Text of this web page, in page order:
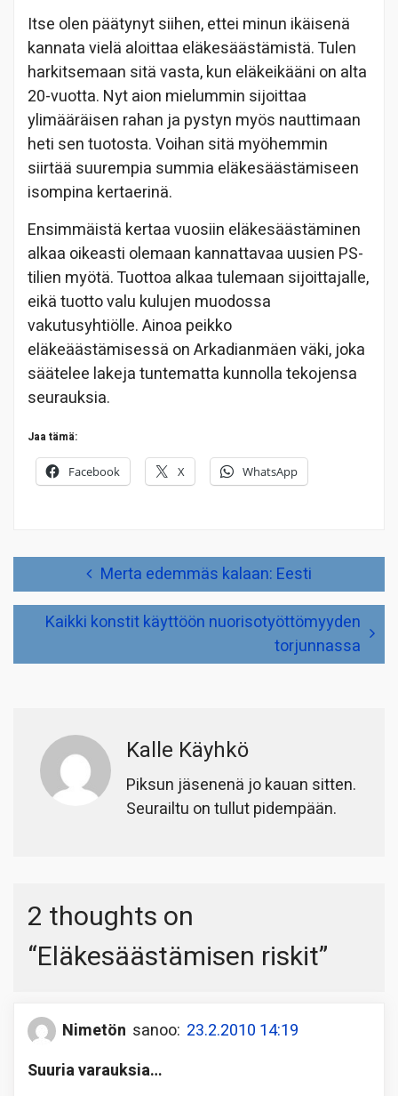
Itse olen päätynyt siihen, ettei minun ikäisenä
kannata vielä aloittaa eläkesäästämistä. Tulen
harkitsemaan sitä vasta, kun eläkeikääni on alta
20-vuotta. Nyt aion mielummin sijoittaa
ylimääräisen rahan ja pystyn myös nauttimaan
heti sen tuotosta. Voihan sitä myöhemmin
siirtää suurempia summia eläkesäästämiseen
isompina kertaerinä.
Ensimmäistä kertaa vuosiin eläkesäästäminen
alkaa oikeasti olemaan kannattavaa uusien PS-
tilien myötä. Tuottoa alkaa tulemaan sijoittajalle,
eikä tuotto valu kulujen muodossa
vakutusyhtiölle. Ainoa peikko
eläkeäästämisessä on Arkadianmäen väki, joka
säätelee lakeja tuntematta kunnolla tekojensa
seurauksia.
Jaa tämä:
Facebook X WhatsApp
Merta edemmäs kalaan: Eesti
Kaikki konstit käyttöön nuorisotyöttömyyden
torjunnassa
Kalle Käyhkö
Piksun jäsenenä jo kauan sitten.
Seurailtu on tullut pidempään.
2 thoughts on
“Eläkesäästämisen riskit”
Nimetön sanoo: 23.2.2010 14:19
Suuria varauksia…